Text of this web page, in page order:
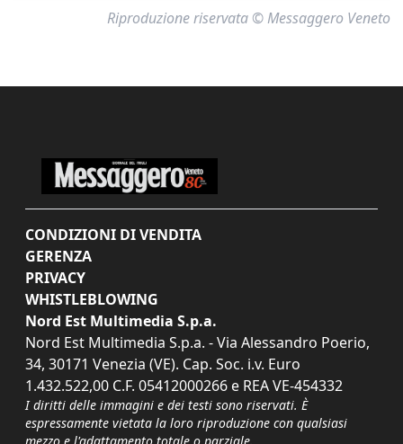
Riproduzione riservata © Messaggero Veneto
CONDIZIONI DI VENDITA
GERENZA
PRIVACY
WHISTLEBLOWING
Nord Est Multimedia S.p.a.
Nord Est Multimedia S.p.a. - Via Alessandro Poerio,
34, 30171 Venezia (VE). Cap. Soc. i.v. Euro
1.432.522,00 C.F. 05412000266 e REA VE-454332
I diritti delle immagini e dei testi sono riservati. È
espressamente vietata la loro riproduzione con qualsiasi